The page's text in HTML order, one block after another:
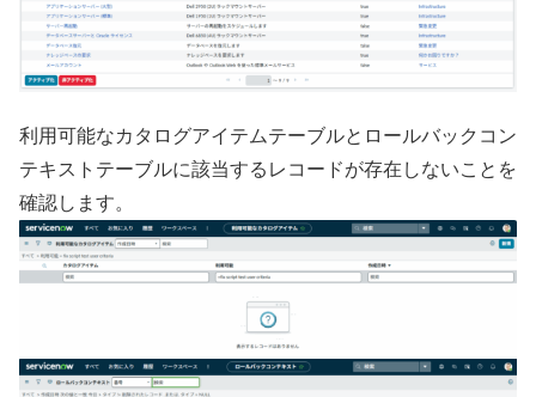
利用可能なカタログアイテムテーブルとロールバックコン
テキストテーブルに該当するレコードが存在しないことを
確認します。